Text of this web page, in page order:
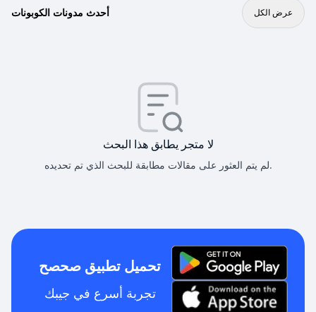
أحدث مدونات الكوبونات عرض الكل
لا متجر يطابق هذا البحث
لم يتم العثور على مقالات مطابقة للبحث الذي تم تحديده.
تحميل تطبيق صحصح
تجربة أسرع في جيبك